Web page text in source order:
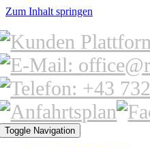
Zum Inhalt springen
Toggle Navigation